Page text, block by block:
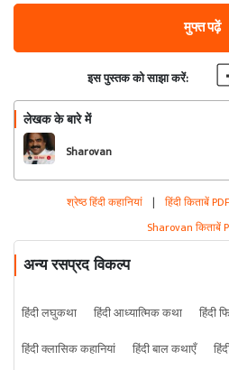
मुफ्त पढ़ें
इस पुस्तक को साझा करें:
लेखक के बारे में
Sharovan
श्रेष्ठ हिंदी कहानियां | हिंदी किताबें PDF
Sharovan किताबें
अन्य रसप्रद विकल्प
हिंदी लघुकथा हिंदी आध्यात्मिक कथा हिंदी
हिंदी क्लासिक कहानियां
हिंदी बाल कथाएँ